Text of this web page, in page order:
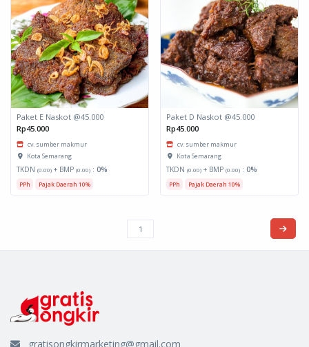
Paket E Naskot @45.000
Rp45.000
cv. sumber makmur
Kota Semarang
TKDN (0.00) + BMP (0.00) : 0%
PPh Pajak Daerah 10%
Paket D Naskot @45.000
Rp45.000
cv. sumber makmur
Kota Semarang
TKDN (0.00) + BMP (0.00) : 0%
PPh Pajak Daerah 10%
gratisongkirmarketing@gmail.com